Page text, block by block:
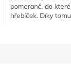
pomeranč, do
hřebíček. Díky